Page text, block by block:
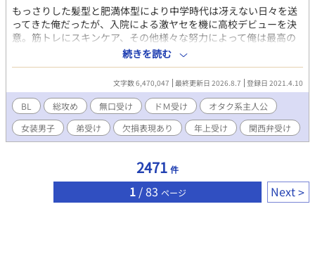
もっさりした髪型と肥満体型により中学時代は冴えない日々を送
ってきた俺だったが、入院による激ヤセを機に高校デビューを決
意。筋トレにスキンケア、その他様々な努力によって俺は最高の
ルックスとそこそこの自尊心を手に入れた！ 中学時代にやり込ん
だ乙ゲーやＢＬゲーを参考に、長身と美顔を武器に、名門男子校
の可愛い男子達を次々と攻略していく。 無口メカクレ男子、関西
弁のヤンキー、ビッチ系の女装男子、堅物メガネの副委員長、甘
え上手の現役アイドル、筋肉系の先輩、ワンコ系の後輩、父親違
いの弟、弱りきった元いじめっ子、耽美な生徒会長にその露払い
の副会長、盲目の芸術家とその兄達、おかっぱ頭の着物男子、胡
散臭い糸目な美少年、寂しがりな近所の小学生にその色っぽい父
には第一印象をひっくり返す裏の顔が！？ ──以下注意事項──
※『』は電話やメッセージアプリのやり取りなど、（）は主人公
の心の声など、《》は主人公に聞き取り理解出来なかった外国語
続きを読む
文字数 6,470,047 最終更新日 2026.8.7 登録日 2021.4.10
BL 総攻め 無口受け ドＭ受け
オタク系主人公
女装男子
弟受け 欠損表現あり 年上受け 関西弁受け
2471 件
1/ 83 ページ Next